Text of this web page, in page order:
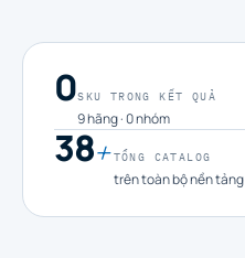
0SKU TRONG KẾT QUẢ
9 hãng · 0 nhóm
38+TỔNG CATALOG
trên toàn bộ nền tảng